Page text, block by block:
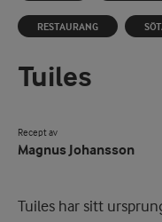
RESTAURANG
Tuiles
Recept av
Magnus Johansson
Tuiles har sitt